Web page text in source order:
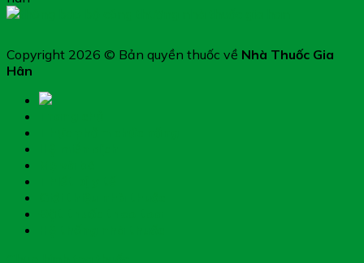
Copyright 2026 © Bản quyền thuốc về Nhà Thuốc Gia
Hân